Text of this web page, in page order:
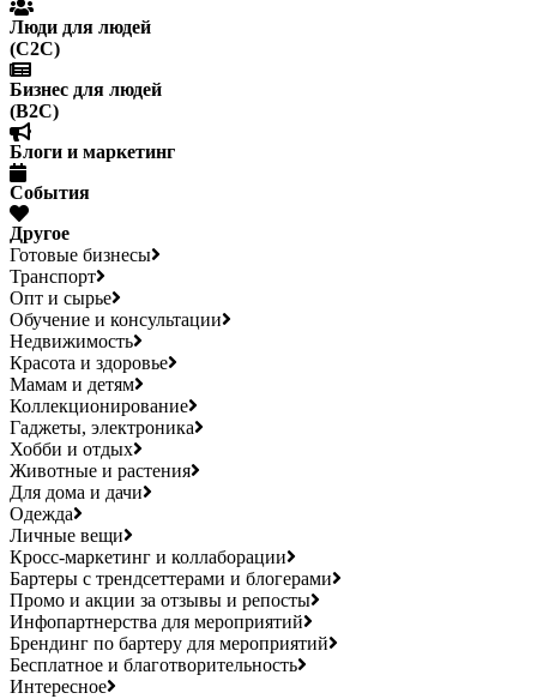
Люди для людей
(С2С)
Бизнес для людей
(B2C)
Блоги и маркетинг
События
Другое
Готовые бизнесы
Транспорт
Опт и сырье
Обучение и консультации
Недвижимость
Красота и здоровье
Мамам и детям
Коллекционирование
Гаджеты, электроника
Хобби и отдых
Животные и растения
Для дома и дачи
Одежда
Личные вещи
Кросс-маркетинг и коллаборации
Бартеры с трендсеттерами и блогерами
Промо и акции за отзывы и репосты
Инфопартнерства для мероприятий
Брендинг по бартеру для мероприятий
Бесплатное и благотворительность
Интересное